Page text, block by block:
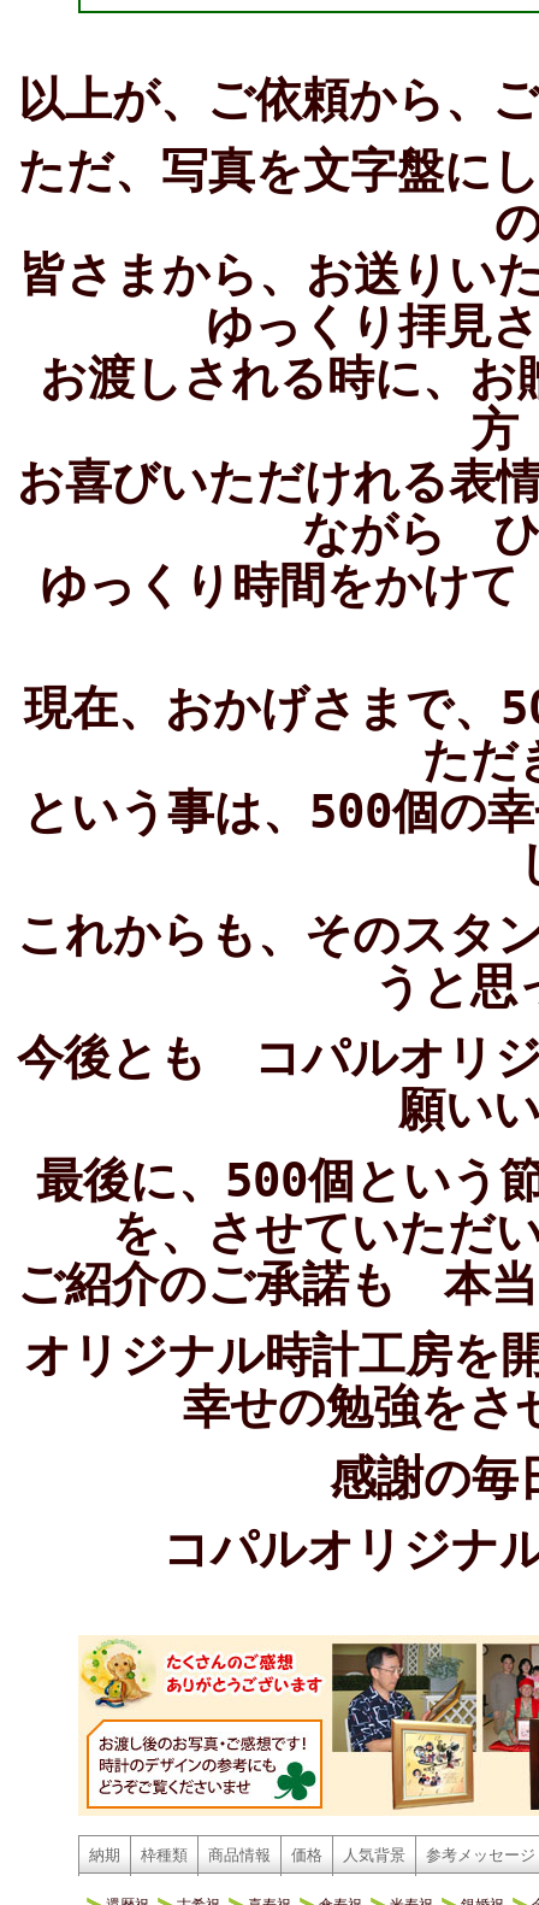
以上が、ご依頼から、
ただ、写真を文字盤に
皆さまから、お送り
ゆっくり拝見
お渡しされる時に、
方
お喜びいただけれる表
ながら ひ
ゆっくり時間をかけ
現在、おかげさまで、
ただ
という事は、500個の
これからも、そのスタ
うと思
今後とも コパルオリ
願い
最後に、500個という
を、させていただ
ご紹介のご承諾も 本
オリジナル時計工房
幸せの勉強をさ
感謝の毎
コパルオリジ
納期 枠種類 商品情報 価格 人気背景 参考メッセージ